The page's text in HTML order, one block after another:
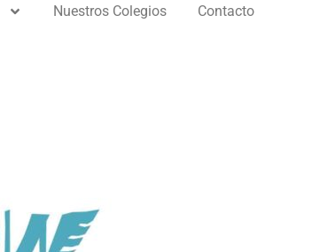
Nuestros Colegios Contacto